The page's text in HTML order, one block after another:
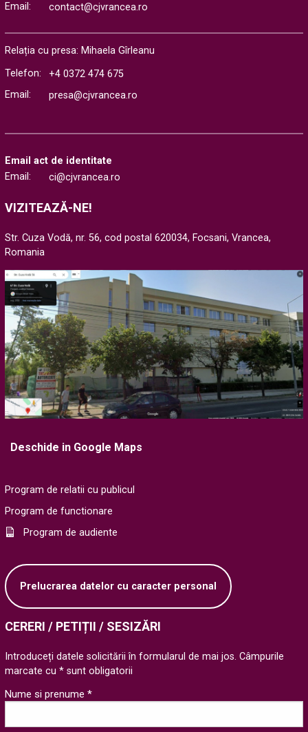
Email: contact@cjvrancea.ro
Relația cu presa: Mihaela Gîrleanu
Telefon:
+4 0372 474 675
Email:
presa@cjvrancea.ro
Email act de identitate
Email:
ci@cjvrancea.ro
VIZITEAZĂ-NE!
Str. Cuza Vodă, nr. 56, cod postal 620034, Focsani, Vrancea,
Romania
Deschide in Google Maps
Program de relatii cu publicul
Program de functionare
Program de audiente
Prelucrarea datelor cu caracter personal
CERERI / PETIȚII / SESIZĂRI
Introduceți datele solicitării în formularul de mai jos. Câmpurile
marcate cu * sunt obligatorii
Nume si prenume *